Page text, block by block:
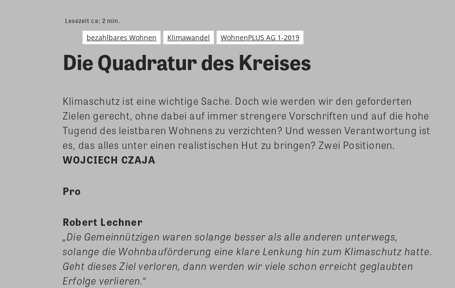
Lesezeit ca: 2 min.
bezahlbares Wohnen Klimawandel WohnenPLUS AG 1-2019
Die Quadratur des Kreises
Klimaschutz ist eine wichtige Sache. Doch wie werden wir den geforderten
Zielen gerecht, ohne dabei auf immer strengere Vorschriften und auf die hohe
Tugend des leistbaren Wohnens zu verzichten? Und wessen Verantwortung ist
es, das alles unter einen realistischen Hut zu bringen? Zwei Positionen.
WOJCIECH CZAJA
Pro
Robert Lechner
„Die Gemeinnützigen waren solange besser als alle anderen unterwegs,
solange die Wohnbauförderung eine klare Lenkung hin zum Klimaschutz hatte.
Geht dieses Ziel verloren, dann werden wir viele schon erreicht geglaubten
Erfolge verlieren.“